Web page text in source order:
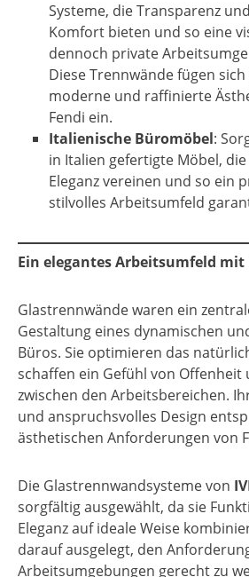
Systeme, die Transparenz
Komfort bieten und so eine
dennoch private
Diese Trennwände fügen
moderne und raffinierte
Fendi ein.
Italienische Büromöbel:
in Italien gefertigte Möbel,
Eleganz vereinen und so ein
stilvolles Arbeitsumfeld
Ein elegantes Arbeitsumfeld
Glastrennwände waren ein
Gestaltung eines dynamischen
Büros. Sie optimieren das
schaffen ein Gefühl von Offenheit
zwischen den Arbeitsbereichen.
und anspruchsvolles Design
ästhetischen Anforderungen von
Die Glastrennwandsysteme von
sorgfältig ausgewählt, da sie
Eleganz auf ideale Weise
darauf ausgelegt, den
Arbeitsumgebungen gerecht zu